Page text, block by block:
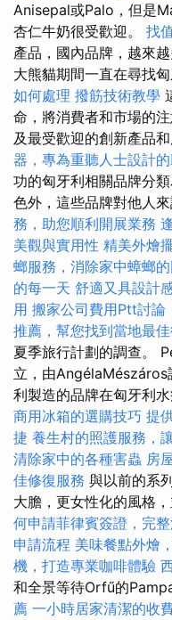
Anisepal或Palo，但是
杏仁牛奶很受歡迎。 找
產品，國內品牌，越來
大熊貓期間一直在尋找匈
如何處理 撥筋技術教學
命，將消費者和市場的
及最受歡迎的創新產品和
器，專為重聽人士設計
功的匈牙利相關品牌分
色外，這些品牌對他人
務，助您順利開展業務
美觀與實用性 精美外燴
螂服務，消除家中蟑螂
的每一天 舒適又具設計
用 搬家公司費用Ptt討論
推薦，幫您找到當地最
夏季旅行計劃的調查。
立，由AngélaMészáros
利製造的品牌在匈牙利
商用冰箱的選購技巧 提
捷 養生村的照護服務，
清除家中的各種害蟲 房
佳修復服務 與以前的系
大膽，更女性化的風格
何申請菲律賓簽證，完
申請流程 美味餐點外燴
機，打造專業咖啡體驗
和全景等待Orfű的
薦 一小時居家清潔的收